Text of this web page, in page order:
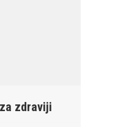
zdraviji